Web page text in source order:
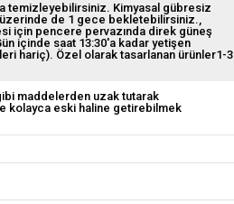
temizleyebilirsiniz. Kimyasal gübresiz
üzerinde de 1 gece bekletebilirsiniz.
için pencere pervazında direk güneş
içinde saat 13:30'a kadar yetişen
hariç). Özel olarak tasarlanan ürünler1-3
maddelerden uzak tutarak
kolayca eski haline getirebilmek